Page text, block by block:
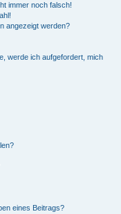
immer noch falsch!
angezeigt werden?
werde ich aufgefordert, mich
eines Beitrags?